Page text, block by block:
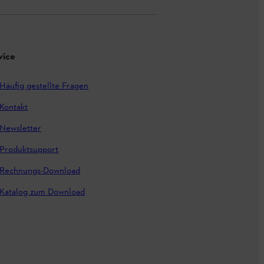
Häufig gestellte Fragen
Kontakt
Newsletter
Produktsupport
Rechnungs-Download
Katalog zum Download